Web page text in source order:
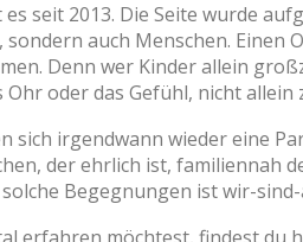
seit 2013. Die Seite wurde
auch Menschen. Einen
Denn wer Kinder allein
oder das Gefühl, nicht allein
sich irgendwann wieder eine
der ehrlich ist, familiennah
Begegnungen ist wir-